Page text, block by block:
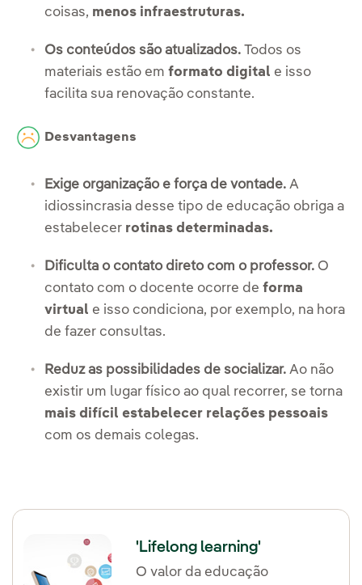
coisas, menos infraestruturas.
Os conteúdos são atualizados. Todos os
materiais estão em formato digital e isso
facilita sua renovação constante.
Desvantagens
Exige organização e força de vontade. A
idiossincrasia desse tipo de educação obriga a
estabelecer rotinas determinadas.
Dificulta o contato direto com o professor. O
contato com o docente ocorre de forma
virtual e isso condiciona, por exemplo, na hora
de fazer consultas.
Reduz as possibilidades de socializar. Ao não
existir um lugar físico ao qual recorrer, se torna
mais difícil estabelecer relações pessoais
com os demais colegas.
'Lifelong learning'
O valor da educação